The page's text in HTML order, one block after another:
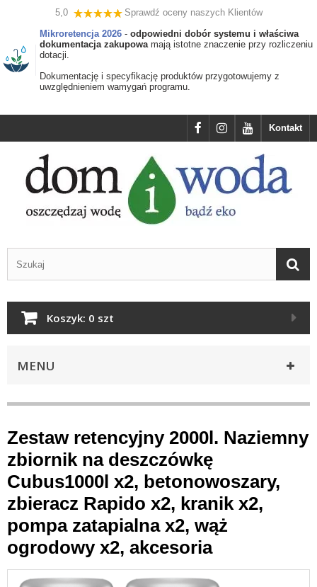
5,0
Sprawdź oceny naszych Klientów
Mikroretencja 2026 - odpowiedni dobór systemu i właściwa
dokumentacja zakupowamają istotne znaczenie przy rozliczeniu
dotacji.
Dokumentację i specyfikację produktów przygotowujemy z
uwzględnieniem wamygań programu.
Kontakt
Koszyk: 0 szt
MENU
Zestaw retencyjny 2000l. Naziemny
zbiornik na deszczówkę
Cubus1000l x2, betonowoszary,
zbieracz Rapido x2, kranik x2,
pompa zatapialna x2, wąż
ogrodowy x2, akcesoria